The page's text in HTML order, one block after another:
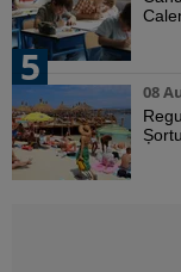
5
08